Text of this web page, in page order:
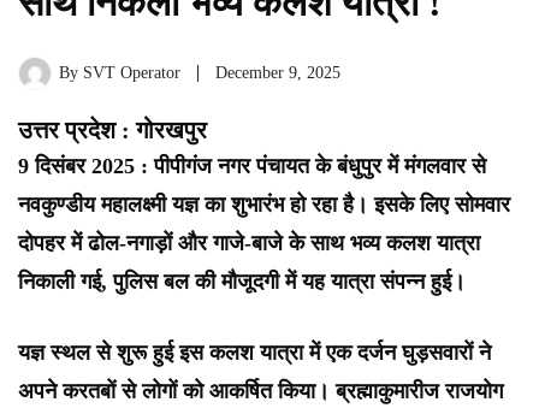
By SVT Operator December 9, 2025
उत्तर प्रदेश : गोरखपुर
9 दिसंबर 2025 : पीपीगंज नगर पंचायत के बंधुपुर में मंगलवार से
नवकुण्डीय महालक्ष्मी यज्ञ का शुभारंभ हो रहा है। इसके लिए सोमवार
दोपहर में ढोल-नगाड़ों और गाजे-बाजे के साथ भव्य कलश यात्रा
निकाली गई, पुलिस बल की मौजूदगी में यह यात्रा संपन्न हुई।
यज्ञ स्थल से शुरू हुई इस कलश यात्रा में एक दर्जन घुड़सवारों ने
अपने करतबों से लोगों को आकर्षित किया। ब्रह्माकुमारीज राजयोग